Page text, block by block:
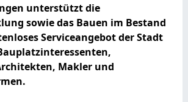
unterstützt die
sowie das Bauen im Bestand
Serviceangebot der Stadt
Makler und